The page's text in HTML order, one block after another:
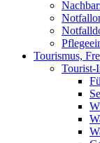
Tourismus,
Tourist-